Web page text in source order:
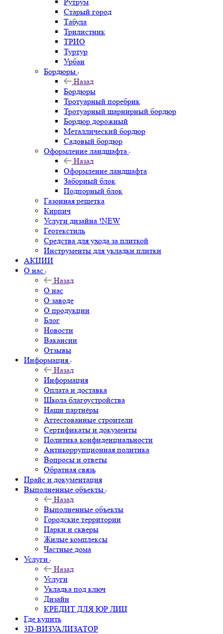
Старый город
Табула
Трилистник
ТРИО
Туртур
Урбан
Бордюры
Назад
Бордюры
Тротуарный поребрик
Тротуарный шарнирный бордюр
Бордюр дорожный
Металлический бордюр
Садовый бордюр
Оформление ландшафта
Назад
Оформление ландшафта
Заборный блок
Подпорный блок
Газонная решетка
Кирпич
Услуги дизайна !NEW
Геотекстиль
Средства для ухода за плиткой
Инструменты для укладки плитки
АКЦИИ
О нас
Назад
О нас
О заводе
О продукции
Блог
Новости
Вакансии
Отзывы
Информация
Назад
Информация
Оплата и доставка
Школа благоустройства
Наши партнёры
Аттестованные строители
Сертификаты и документы
Политика конфиденциальности
Антикоррупционная политика
Вопросы и ответы
Обратная связь
Прайс и документация
Выполненные объекты
Назад
Выполненные объекты
Городские территории
Парки и скверы
Жилые комплексы
Частные дома
Услуги
Назад
Услуги
Укладка под ключ
Дизайн
КРЕДИТ ДЛЯ ЮР ЛИЦ
Где купить
3D-ВИЗУАЛИЗАТОР